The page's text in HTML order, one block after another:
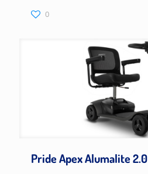
0
Pride Apex Alumalite 2.0